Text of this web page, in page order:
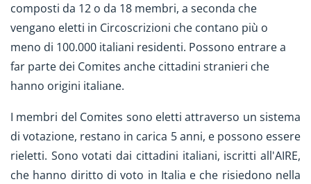
composti da 12 o da 18 membri, a seconda che
vengano eletti in Circoscrizioni che contano più o
meno di 100.000 italiani residenti. Possono entrare a
far parte dei Comites anche cittadini stranieri che
hanno origini italiane.
I membri del Comites sono eletti attraverso un sistema
di votazione, restano in carica 5 anni, e possono essere
rieletti. Sono votati dai cittadini italiani, iscritti all'AIRE,
che hanno diritto di voto in Italia e che risiedono nella